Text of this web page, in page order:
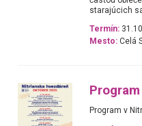
starajúcich
Termín:
Mesto: Celá
Program v